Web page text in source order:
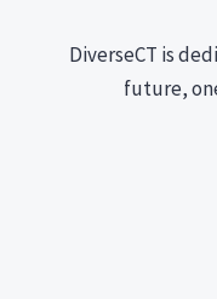
DiverseCT is
future,